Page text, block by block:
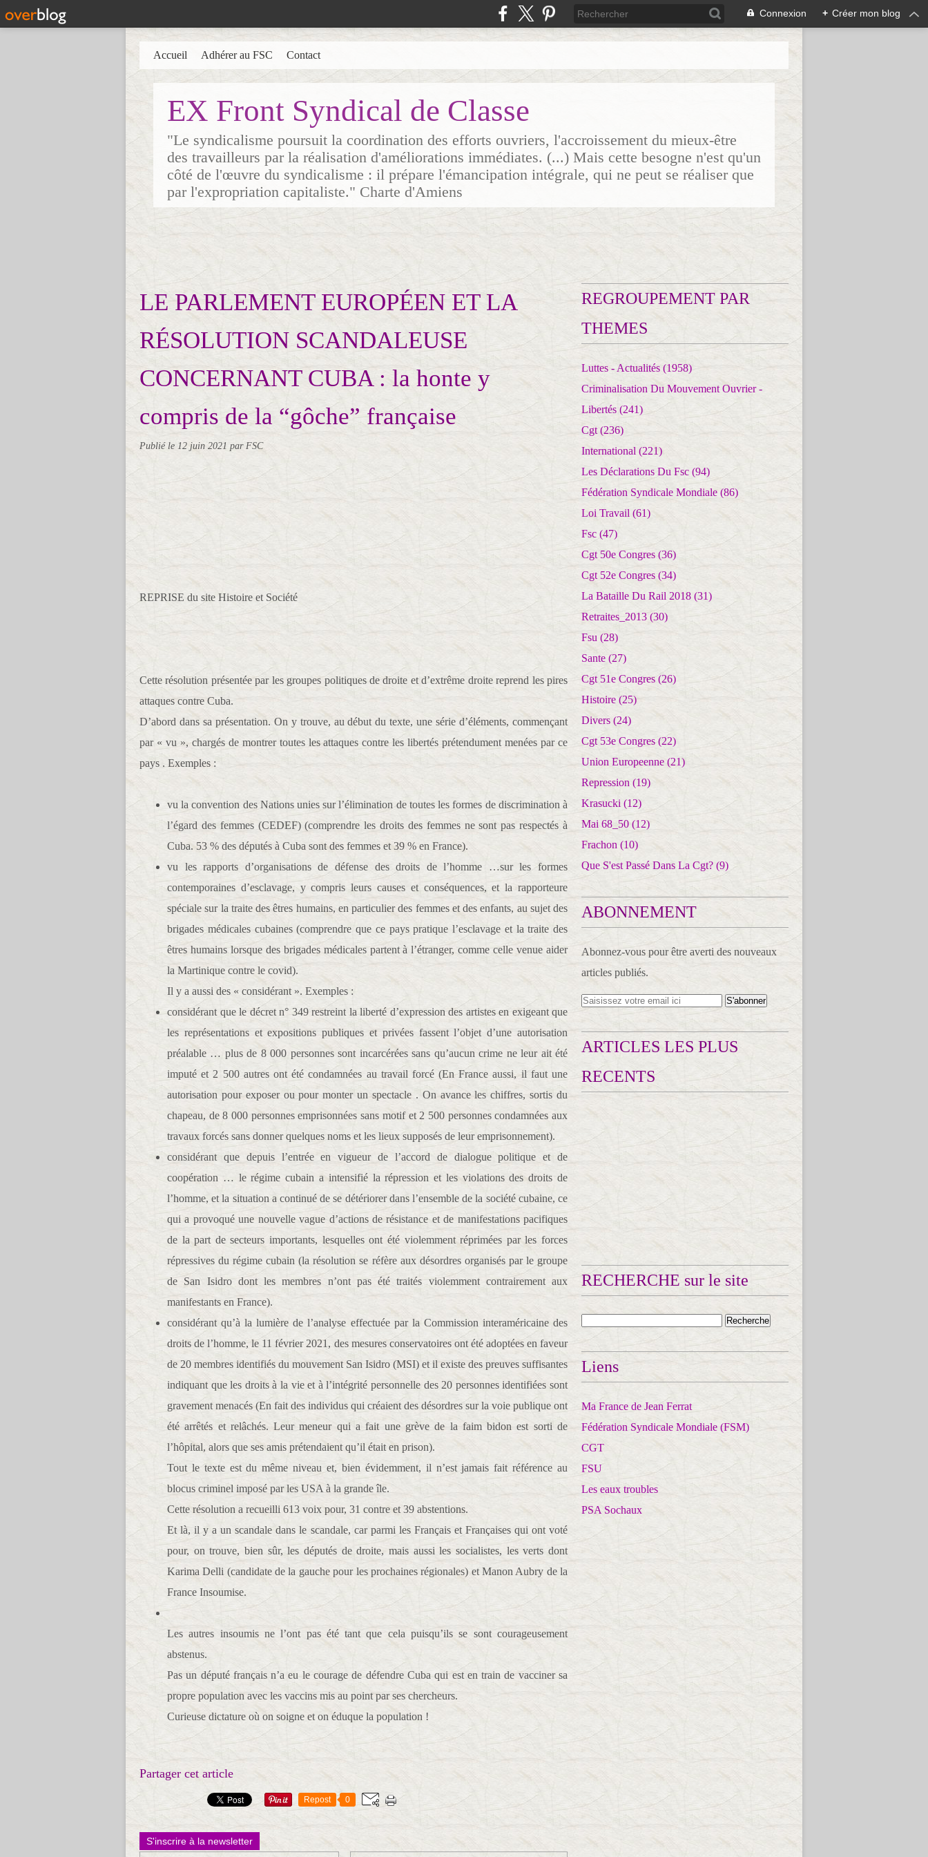
Connexion + Créer mon blog
EX Front Syndical de Classe
"Le syndicalisme poursuit la coordination des efforts ouvriers, l'accroissement du mieux-être
des travailleurs par la réalisation d'améliorations immédiates. (...) Mais cette besogne n'est qu'un
côté de l'œuvre du syndicalisme : il prépare l'émancipation intégrale, qui ne peut se réaliser que
par l'expropriation capitaliste." Charte d'Amiens
Accueil Adhérer au FSC Contact
LE PARLEMENT EUROPÉEN ET LA
RÉSOLUTION SCANDALEUSE
CONCERNANT CUBA : la honte y
compris de la “gôche” française
Publié le 12 juin 2021 par FSC
REPRISE du site Histoire et Société
Cette résolution présentée par les groupes politiques de droite et d’extrême droite reprend les pires
attaques contre Cuba.
D’abord dans sa présentation. On y trouve, au début du texte, une série d’éléments, commençant
par « vu », chargés de montrer toutes les attaques contre les libertés prétendument menées par ce
pays . Exemples :
vu la convention des Nations unies sur l’élimination de toutes les formes de discrimination à
l’égard des femmes (CEDEF) (comprendre les droits des femmes ne sont pas respectés à
Cuba. 53 % des députés à Cuba sont des femmes et 39 % en France).
vu les rapports d’organisations de défense des droits de l’homme …sur les formes
contemporaines d’esclavage, y compris leurs causes et conséquences, et la rapporteure
spéciale sur la traite des êtres humains, en particulier des femmes et des enfants, au sujet des
brigades médicales cubaines (comprendre que ce pays pratique l’esclavage et la traite des
êtres humains lorsque des brigades médicales partent à l’étranger, comme celle venue aider
la Martinique contre le covid).
Il y a aussi des « considérant ». Exemples :
considérant que le décret n° 349 restreint la liberté d’expression des artistes en exigeant que
les représentations et expositions publiques et privées fassent l’objet d’une autorisation
préalable … plus de 8 000 personnes sont incarcérées sans qu’aucun crime ne leur ait été
imputé et 2 500 autres ont été condamnées au travail forcé (En France aussi, il faut une
autorisation pour exposer ou pour monter un spectacle . On avance les chiffres, sortis du
chapeau, de 8 000 personnes emprisonnées sans motif et 2 500 personnes condamnées aux
travaux forcés sans donner quelques noms et les lieux supposés de leur emprisonnement).
considérant que depuis l’entrée en vigueur de l’accord de dialogue politique et de
coopération … le régime cubain a intensifié la répression et les violations des droits de
l’homme, et la situation a continué de se détériorer dans l’ensemble de la société cubaine, ce
qui a provoqué une nouvelle vague d’actions de résistance et de manifestations pacifiques
de la part de secteurs importants, lesquelles ont été violemment réprimées par les forces
répressives du régime cubain (la résolution se réfère aux désordres organisés par le groupe
de San Isidro dont les membres n’ont pas été traités violemment contrairement aux
manifestants en France).
considérant qu’à la lumière de l’analyse effectuée par la Commission interaméricaine des
droits de l’homme, le 11 février 2021, des mesures conservatoires ont été adoptées en faveur
de 20 membres identifiés du mouvement San Isidro (MSI) et il existe des preuves suffisantes
indiquant que les droits à la vie et à l’intégrité personnelle des 20 personnes identifiées sont
gravement menacés (En fait des individus qui créaient des désordres sur la voie publique ont
été arrêtés et relâchés. Leur meneur qui a fait une grève de la faim bidon est sorti de
l’hôpital, alors que ses amis prétendaient qu’il était en prison).
Tout le texte est du même niveau et, bien évidemment, il n’est jamais fait référence au
blocus criminel imposé par les USA à la grande île.
Cette résolution a recueilli 613 voix pour, 31 contre et 39 abstentions.
Et là, il y a un scandale dans le scandale, car parmi les Français et Françaises qui ont voté
pour, on trouve, bien sûr, les députés de droite, mais aussi les socialistes, les verts dont
Karima Delli (candidate de la gauche pour les prochaines régionales) et Manon Aubry de la
France Insoumise.
Les autres insoumis ne l’ont pas été tant que cela puisqu’ils se sont courageusement
abstenus.
Pas un député français n’a eu le courage de défendre Cuba qui est en train de vacciner sa
propre population avec les vaccins mis au point par ses chercheurs.
Curieuse dictature où on soigne et on éduque la population !
Partager cet article
Repost 0
S'inscrire à la newsletter
REGROUPEMENT PAR
THEMES
Luttes - Actualités (1958)
Criminalisation Du Mouvement Ouvrier -
Libertés (241)
Cgt (236)
International (221)
Les Déclarations Du Fsc (94)
Fédération Syndicale Mondiale (86)
Loi Travail (61)
Fsc (47)
Cgt 50e Congres (36)
Cgt 52e Congres (34)
La Bataille Du Rail 2018 (31)
Retraites_2013 (30)
Fsu (28)
Sante (27)
Cgt 51e Congres (26)
Histoire (25)
Divers (24)
Cgt 53e Congres (22)
Union Europeenne (21)
Repression (19)
Krasucki (12)
Mai 68_50 (12)
Frachon (10)
Que S'est Passé Dans La Cgt? (9)
ABONNEMENT
Abonnez-vous pour être averti des nouveaux
articles publiés.
ARTICLES LES PLUS
RECENTS
RECHERCHE sur le site
Liens
Ma France de Jean Ferrat
Fédération Syndicale Mondiale (FSM)
CGT
FSU
Les eaux troubles
PSA Sochaux